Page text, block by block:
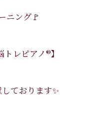
ニング🚩
レピアノ®︎】
ております✨